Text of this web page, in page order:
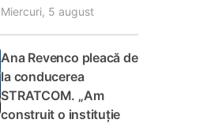
Miercuri, 5 august
Ana Revenco pleacă de
la conducerea
STRATCOM. „Am
construit o instituție